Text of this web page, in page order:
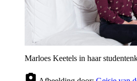
Marloes Keetels in haar